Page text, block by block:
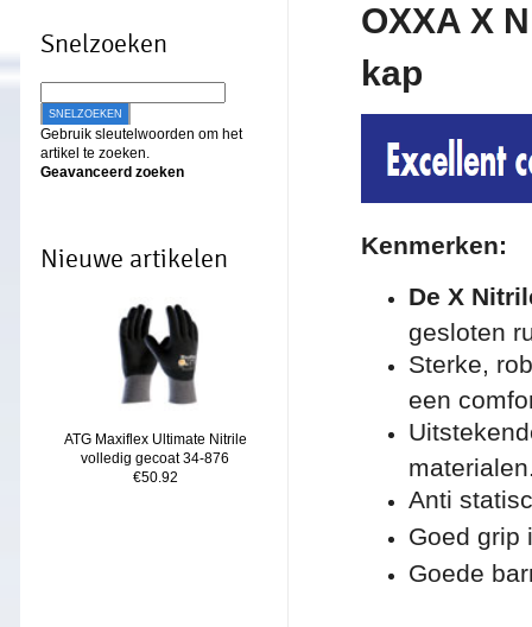
Snelzoeken
SNELZOEKEN
Gebruik sleutelwoorden om het
artikel te zoeken.
Geavanceerd zoeken
Nieuwe artikelen
ATG Maxiflex Ultimate Nitrile
volledig gecoat 34-876
€50.92
OXXA X
kap
Kenmerken:
De X
gesloten
Sterke,
een
Anti
Goed grip
Goede